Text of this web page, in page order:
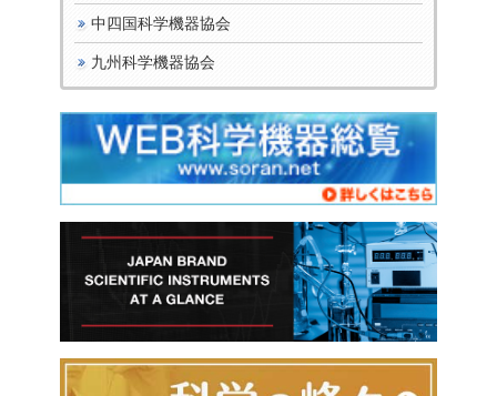
中四国科学機器協会
九州科学機器協会